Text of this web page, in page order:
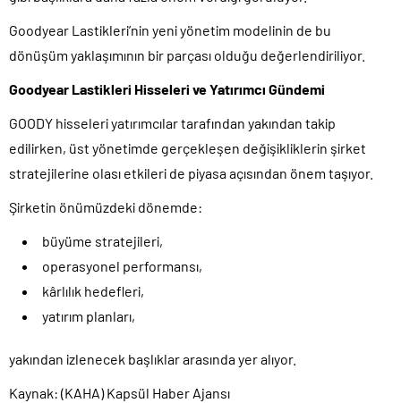
Goodyear Lastikleri’nin yeni yönetim modelinin de bu
dönüşüm yaklaşımının bir parçası olduğu değerlendiriliyor.
Goodyear Lastikleri Hisseleri ve Yatırımcı Gündemi
GOODY hisseleri yatırımcılar tarafından yakından takip
edilirken, üst yönetimde gerçekleşen değişikliklerin şirket
stratejilerine olası etkileri de piyasa açısından önem taşıyor.
Şirketin önümüzdeki dönemde:
büyüme stratejileri,
operasyonel performansı,
kârlılık hedefleri,
yatırım planları,
yakından izlenecek başlıklar arasında yer alıyor.
Kaynak: (KAHA) Kapsül Haber Ajansı